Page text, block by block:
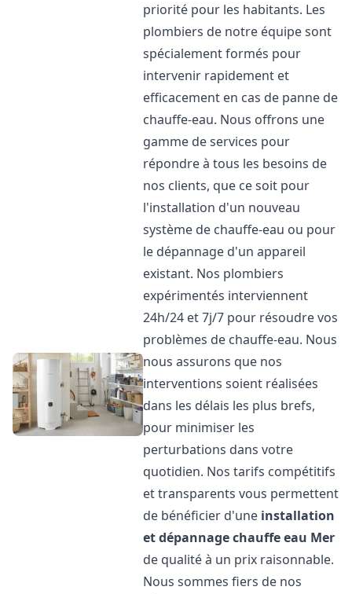
priorité pour les habitants. Les
plombiers de notre équipe sont
spécialement formés pour
intervenir rapidement et
efficacement en cas de panne de
chauffe-eau. Nous offrons une
gamme de services pour
répondre à tous les besoins de
nos clients, que ce soit pour
l'installation d'un nouveau
système de chauffe-eau ou pour
le dépannage d'un appareil
existant. Nos plombiers
expérimentés interviennent
24h/24 et 7j/7 pour résoudre vos
problèmes de chauffe-eau. Nous
nous assurons que nos
interventions soient réalisées
dans les délais les plus brefs,
pour minimiser les
perturbations dans votre
quotidien. Nos tarifs compétitifs
et transparents vous permettent
de bénéficier d'une installation
et dépannage chauffe eau Mer
de qualité à un prix raisonnable.
Nous sommes fiers de nos